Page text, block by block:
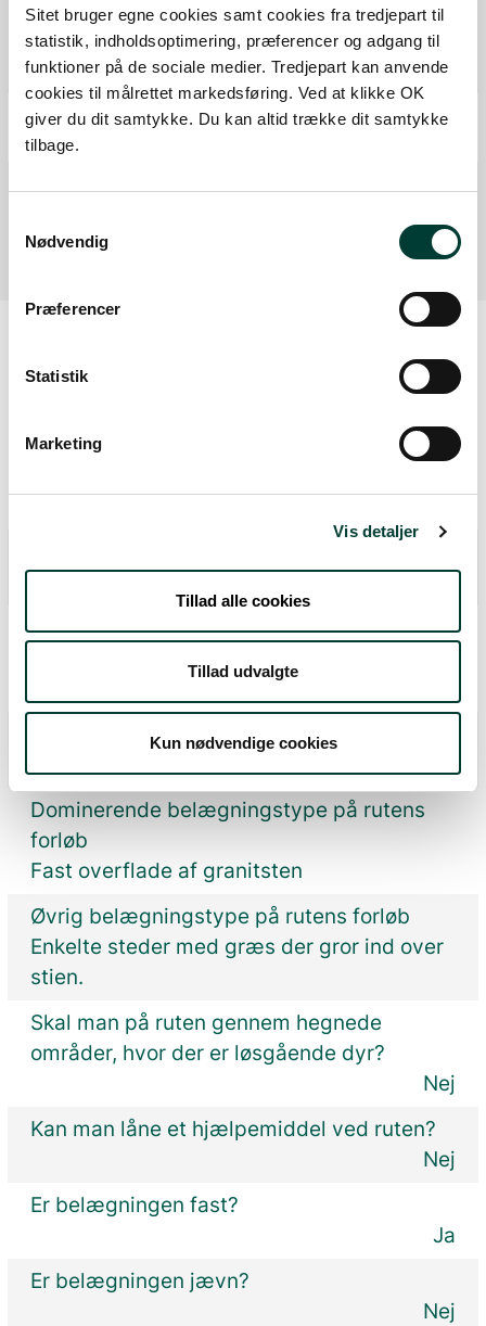
Sitet bruger egne cookies samt cookies fra tredjepart til
statistik, indholdsoptimering, præferencer og adgang til
funktioner på de sociale medier. Tredjepart kan anvende
cookies til målrettet markedsføring. Ved at klikke OK
giver du dit samtykke. Du kan altid trække dit samtykke
tilbage.
Nødvendig
Præferencer
Statistik
Marketing
Vis detaljer
Tillad alle cookies
Tillad udvalgte
Kun nødvendige cookies
Udsigtstårn
Kælkebakke
Fra forrige:1,2 km Samlet:1,2 km
P-plads
Fra forrige:
Oplysninger om tilgængelighed
Er der støj på rutens forløb, fx fra trafik,
Findes en rutebeskrivelse for mennesker
Kobling til offentlig transport
Dominerende belægningstype på rutens
forløb
Fast overflade af granitsten
Øvrig belægningstype på rutens forløb
Enkelte steder med græs der gror ind over
stien.
Skal man på ruten gennem hegnede
områder, hvor der er løsgående dyr?
Nej
Kan man låne et hjælpemiddel ved ruten?
Nej
Er belægningen fast?
Ja
Er belægningen jævn?
Nej